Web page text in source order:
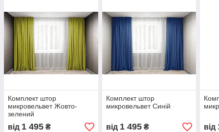
Комплект штор
микровельвет Жовто-
зелений
від 1 495 ₴
Комплект штор
микровельвет Синій
від 1 495₴ від